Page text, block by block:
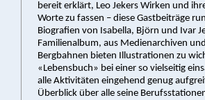
bereit erklärt, Leo Jekers Wirken und
Worte zu fassen – diese Gastbeiträge
Biografien von Isabella, Björn und Ivar
Familienalbum, aus Medienarchiven
Bergbahnen bieten Illustrationen zu
«Lebensbuch» bei einer so vielseitig
alle Aktivitäten eingehend genug
Überblick über alle seine